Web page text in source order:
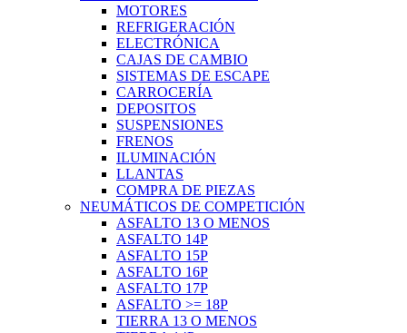
MOTORES
REFRIGERACIÓN
ELECTRÓNICA
CAJAS DE CAMBIO
SISTEMAS DE ESCAPE
CARROCERÍA
DEPOSITOS
SUSPENSIONES
FRENOS
ILUMINACIÓN
LLANTAS
COMPRA DE PIEZAS
NEUMÁTICOS DE COMPETICIÓN
ASFALTO 13 O MENOS
ASFALTO 14P
ASFALTO 15P
ASFALTO 16P
ASFALTO 17P
ASFALTO >= 18P
TIERRA 13 O MENOS